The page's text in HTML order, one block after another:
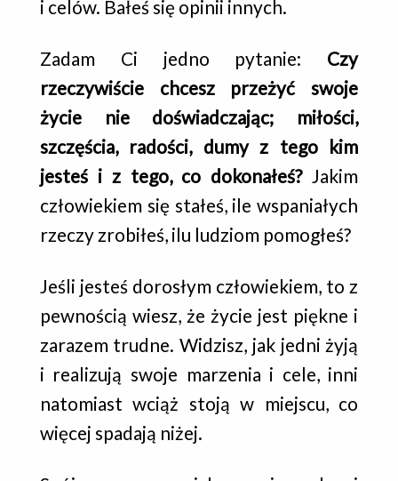
i celów. Bałeś się opinii innych.
Zadam Ci jedno pytanie: Czy
rzeczywiście chcesz przeżyć swoje
życie nie doświadczając; miłości,
szczęścia, radości, dumy z tego kim
jesteś i z tego, co dokonałeś?Jakim
człowiekiem się stałeś, ile wspaniałych
rzeczy zrobiłeś, ilu ludziom pomogłeś?
Jeśli jesteś dorosłym człowiekiem, to z
pewnością wiesz, że życie jest piękne i
zarazem trudne. Widzisz, jak jedni żyją
i realizują swoje marzenia i cele, inni
natomiast wciąż stoją w miejscu, co
więcej spadają niżej.